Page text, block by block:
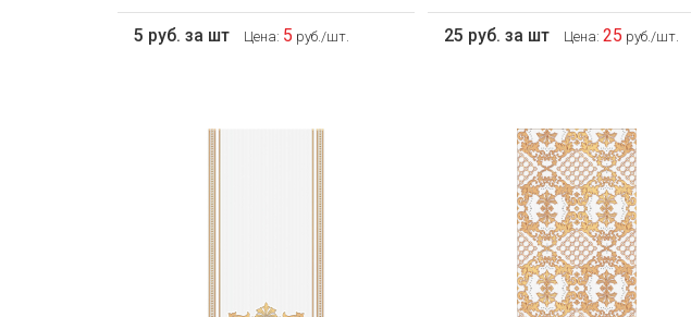
5 руб. за шт Цена: 5 руб./шт. 25 руб. за шт Цена: 25 руб./шт.